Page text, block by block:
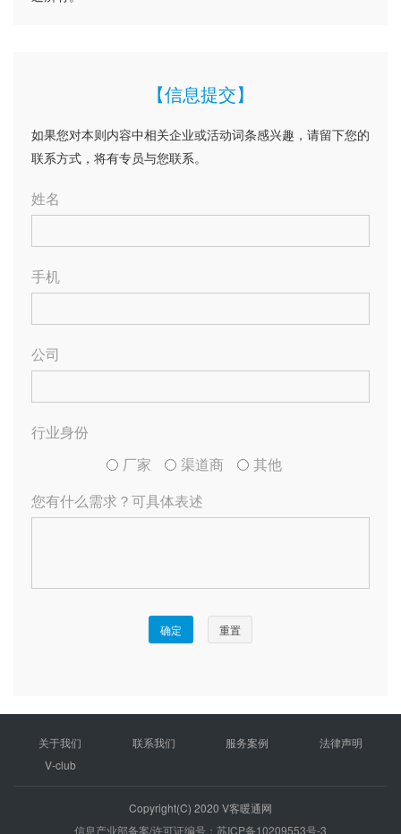
关于我们 联系我们 服务案例
法律声明
V-club
Copyright(C) 2020 V客暖通网
信息产业部备案/许可证编号：苏ICP备10209553号-3